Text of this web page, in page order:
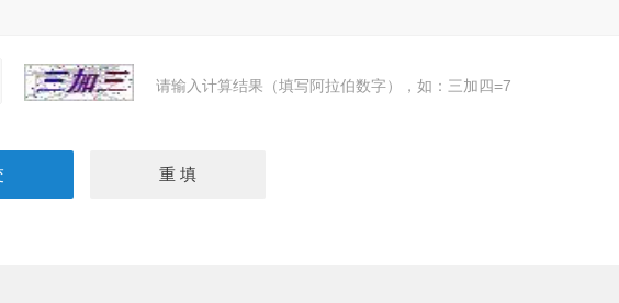
请输入计算结果（填写阿拉伯数字），如：三加四=7